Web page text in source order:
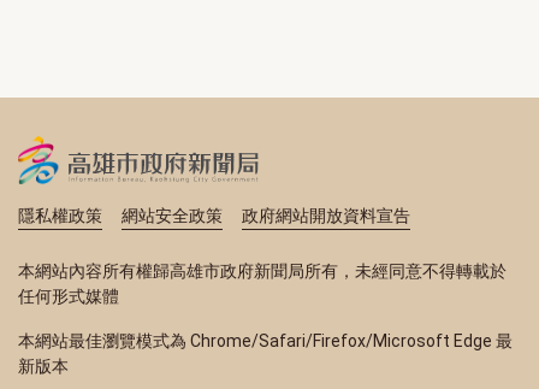
隱私權政策 網站安全政策 政府網站開放資料宣告
本網站內容所有權歸高雄市政府新聞局所有，未經同意不得轉載於
任何形式媒體
本網站最佳瀏覽模式為 Chrome/Safari/Firefox/Microsoft Edge 最
新版本